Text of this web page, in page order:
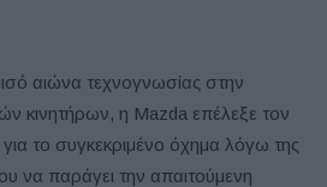
αιώνα τεχνογνωσίας στην
κινητήρων, η Mazda επέλεξε τον
το συγκεκριμένο όχημα λόγω της
να παράγει την απαιτούμενη